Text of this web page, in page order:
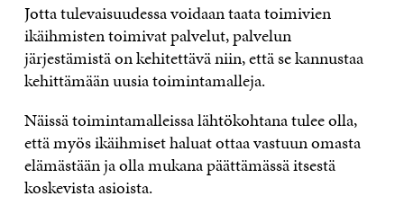
Jotta tulevaisuudessa voidaan taata toimivien
ikäihmisten toimivat palvelut, palvelun
järjestämistä on kehitettävä niin, että se kannustaa
kehittämään uusia toimintamalleja.
Näissä toimintamalleissa lähtökohtana tulee olla,
että myös ikäihmiset haluat ottaa vastuun omasta
elämästään ja olla mukana päättämässä itsestä
koskevista asioista.